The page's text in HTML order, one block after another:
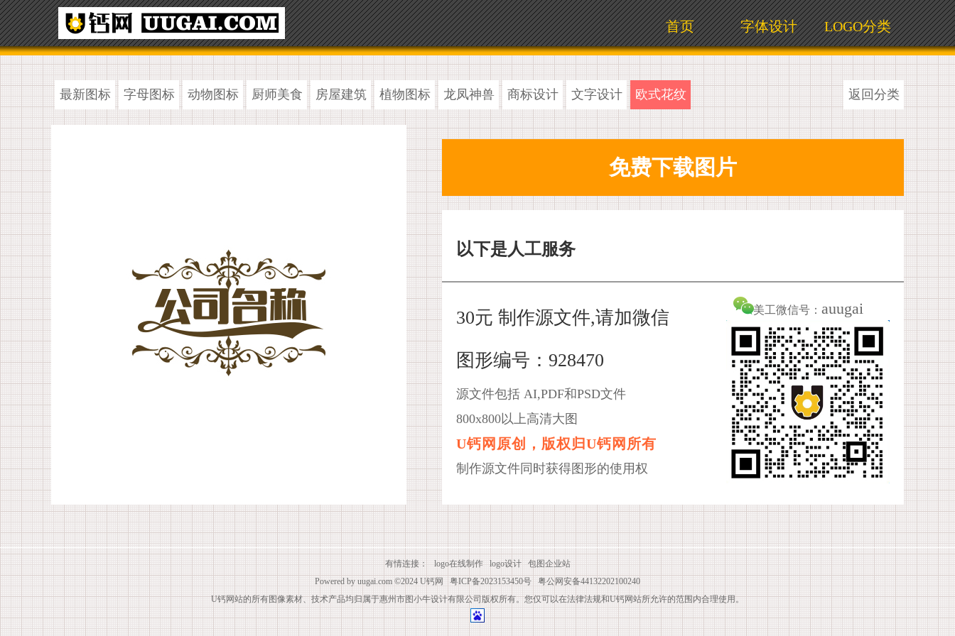
LOGO分类
字体设计
首页
最新图标 字母图标 动物图标 厨师美食 房屋建筑 植物图标 龙凤神兽 商标设计 文字设计 欧式花纹 返回分类
以下是人工服务
30元 制作源文件,请加微信
图形编号：928470
源文件包括 AI,PDF和PSD文件
800x800以上高清大图
U钙网原创，版权归U钙网所有
制作源文件同时获得图形的使用权
美工微信号： auugai
有情连接： logo在线制作 logo设计
包图企业站
Powered by uugai.com ©2024 U钙网 粤ICP备2023153450号
粤公网安备44132202100240
U钙网站的所有图像素材、技术产品均归属于惠州市图小牛设计有限公司版权所有。您仅可以在法律法规和U钙网站所允许的范围内合理使用。